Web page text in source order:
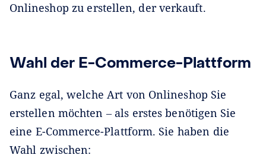
Onlineshop zu erstellen, der verkauft.
Wahl der E-Commerce-Plattform
Ganz egal, welche Art von Onlineshop Sie
erstellen möchten ‒ als erstes benötigen Sie
eine E-Commerce-Plattform. Sie haben die
Wahl zwischen: